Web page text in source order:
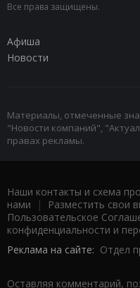
Все права защищены.
Афиша
Новости
Материалы, отмеченные
"Новости компаний",
правах рекламы.
Наши контакты и схема
нами | Разместить свои
Пользовательское
конфиденциальности и
Реклама на сайте: Отдел
Оставляя комментарий,